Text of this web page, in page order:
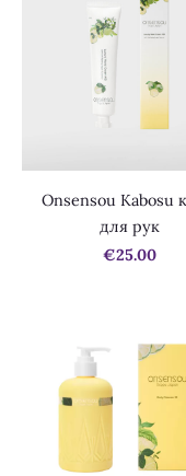
Onsensou Kabosu
для рук
€25.00